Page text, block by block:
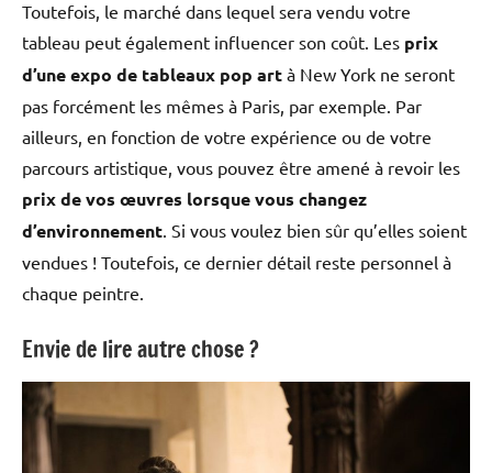
Toutefois, le marché dans lequel sera vendu votre
tableau peut également influencer son coût. Les prix
d’une expo de tableaux pop art à New York ne seront
pas forcément les mêmes à Paris, par exemple. Par
ailleurs, en fonction de votre expérience ou de votre
parcours artistique, vous pouvez être amené à revoir les
prix de vos œuvres lorsque vous changez
d’environnement. Si vous voulez bien sûr qu’elles soient
vendues ! Toutefois, ce dernier détail reste personnel à
chaque peintre.
Envie de lire autre chose ?